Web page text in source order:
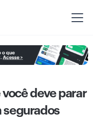
você deve parar
segurados